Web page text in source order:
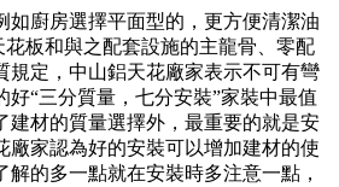
如廚房選擇平面型的，更方便清潔油
花板和與之配套設施的主龍骨、零配
規定，中山鋁天花廠家表示不可有彎
好“三分質量，七分安裝”家裝中最值
建材的質量選擇外，最重要的就是安
廠家認為好的安裝可以增加建材的使
解的多一點就在安裝時多注意一點，